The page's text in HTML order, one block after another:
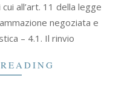
all’art. 11 della legge
negoziata e
– 4.1. Il rinvio